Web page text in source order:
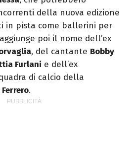
della nuova edizione
in pista come ballerini per
poi il nome dell’ex
, del cantante Bobby
Furlani e dell’ex
di calcio della
.